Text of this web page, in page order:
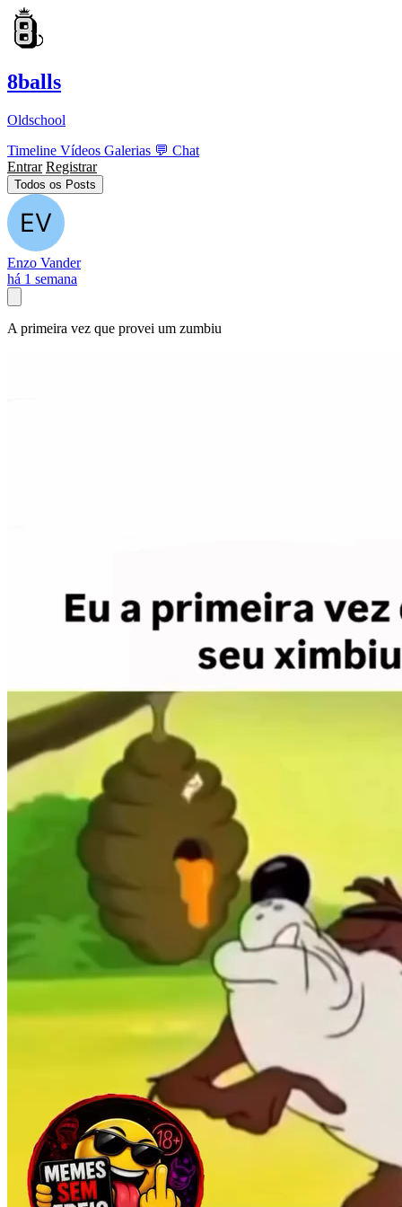
8balls
Oldschool
Timeline Vídeos Galerias 💬 Chat
Entrar Registrar
Todos os Posts
Enzo Vander
há 1 semana
A primeira vez que provei um zumbiu